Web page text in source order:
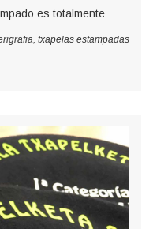
es totalmente
, txapelas estampadas